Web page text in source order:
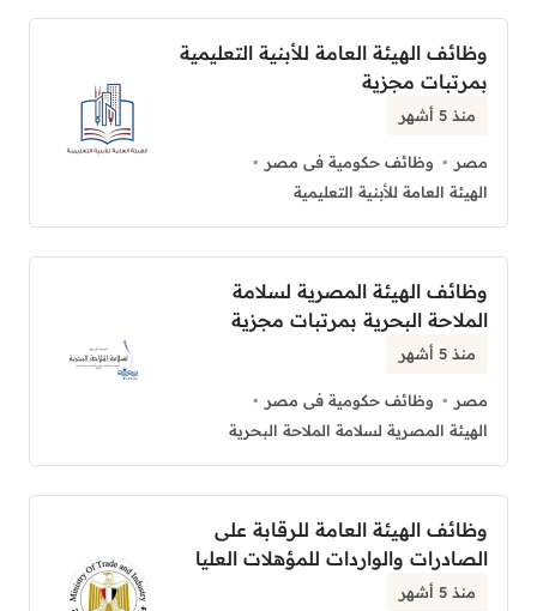
وظائف الهيئة العامة للأبنية التعليمية
بمرتبات مجزية
منذ 5 أشهر
مصر
وظائف حكومية فى مصر
الهيئة العامة للأبنية التعليمية
وظائف الهيئة المصرية لسلامة
الملاحة البحرية بمرتبات مجزية
منذ 5 أشهر
مصر
وظائف حكومية فى مصر
الهيئة المصرية لسلامة الملاحة البحرية
وظائف الهيئة العامة للرقابة على
الصادرات والواردات للمؤهلات العليا
منذ 5 أشهر